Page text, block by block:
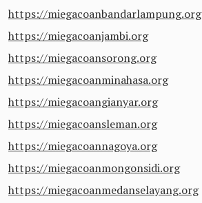
https://miegacoanbandarlampung.org
https://miegacoanjambi.org
https://miegacoansorong.org
https://miegacoanminahasa.org
https://miegacoangianyar.org
https://miegacoansleman.org
https://miegacoannagoya.org
https://miegacoanmongonsidi.org
https://miegacoanmedanselayang.org